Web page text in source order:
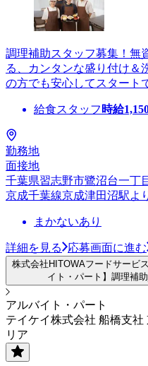
調理補助スタッフ募集！無
る、カンタンな盛り付け＆
の方でも安心してスタート
給食スタッフ 時給
勤務地
面接地
千葉県習志野市鷺沼台一丁
京成千葉線京成津田沼駅よ
まかないあり
詳細を見る 応募画面に進む
株式会社HITOWAフードサービ
イト・パート】調理補
アルバイト・パート
テイケイ株式会社 船橋支
リア